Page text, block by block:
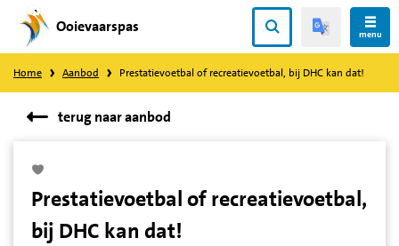
Direct
naar
content
Ooievaarspas menu
Home Aanbod Prestatievoetbal of recreatievoetbal, bij DHC kan dat!
terug naar aanbod
Prestatievoetbal of recreatievoetbal,
bij DHC kan dat!